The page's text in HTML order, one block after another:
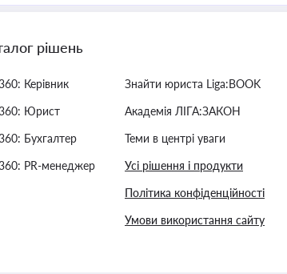
рішень
Керівник
Юрист
Бухгалтер
PR-менеджер
Знайти юриста Liga:BOOK
Академія ЛІГА:ЗАКОН
Теми в центрі уваги
Усі рішення і продукти
Політика конфіденційності
Умови використання сайту